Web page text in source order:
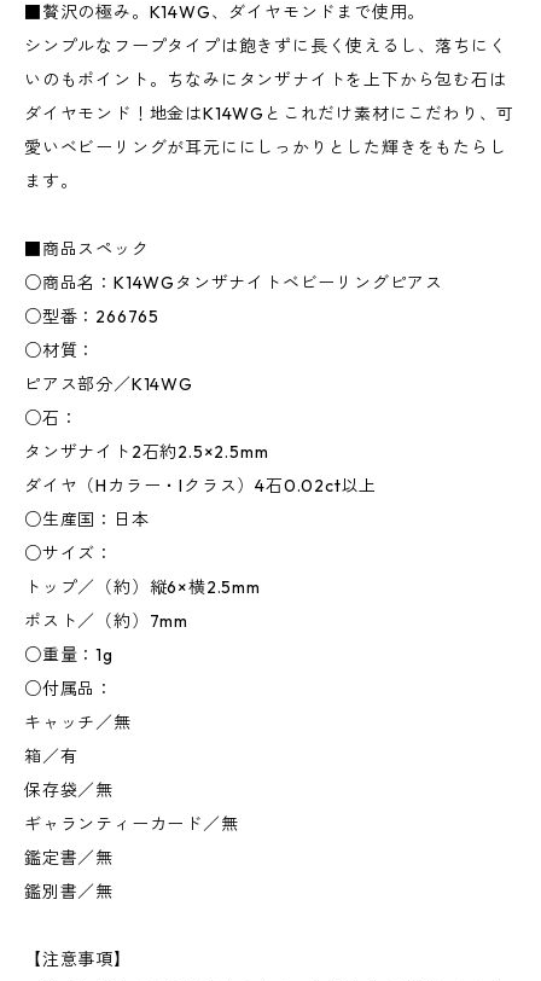
■贅沢の極み。K14WG、ダイヤモンドまで使用。
シンプルなフープタイプは飽きずに長く使えるし、落ちにく
いのもポイント。ちなみにタンザナイトを上下から包む石は
ダイヤモンド！地金はK14WGとこれだけ素材にこだわり、可
愛いベビーリングが耳元ににしっかりとした輝きをもたらし
ます。
■商品スペック
○商品名：K14WGタンザナイトベビーリングピアス
○型番：266765
○材質：
ピアス部分／K14WG
○石：
タンザナイト2石約2.5×2.5mm
ダイヤ（Hカラー・Iクラス）4石0.02ct以上
○生産国：日本
○サイズ：
トップ／（約）縦6×横2.5mm
ポスト／（約）7mm
○重量：1g
○付属品：
キャッチ／無
箱／有
保存袋／無
ギャランティーカード／無
鑑定書／無
鑑別書／無
【注意事項】